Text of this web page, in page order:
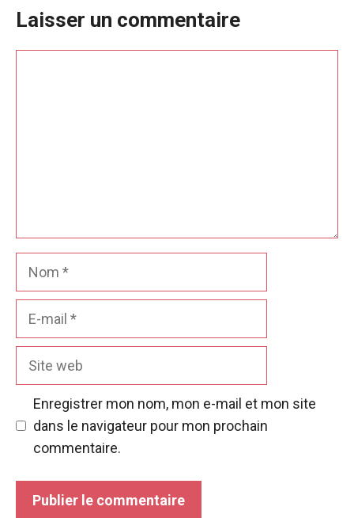
Laisser un commentaire
Enregistrer mon nom, mon e-mail et mon site
dans le navigateur pour mon prochain
commentaire.